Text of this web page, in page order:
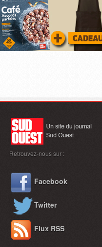
Retrouvez-nous sur :
Facebook
Twitter
Flux RSS